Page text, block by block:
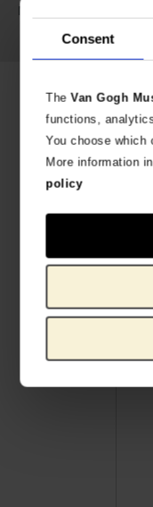
Consent
TheVan Gogh
functions,
You choose which
More information
policy
Materiaal:
HANDGEMAAKT DUTCH